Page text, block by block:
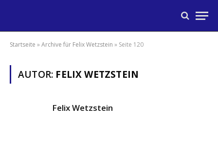
Startseite »Archive für Felix Wetzstein » Seite 120
AUTOR: FELIX WETZSTEIN
Felix Wetzstein